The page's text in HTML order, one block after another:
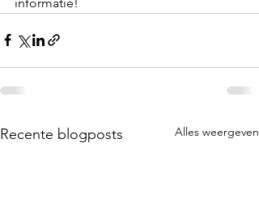
Recente blogposts Alles weergeven